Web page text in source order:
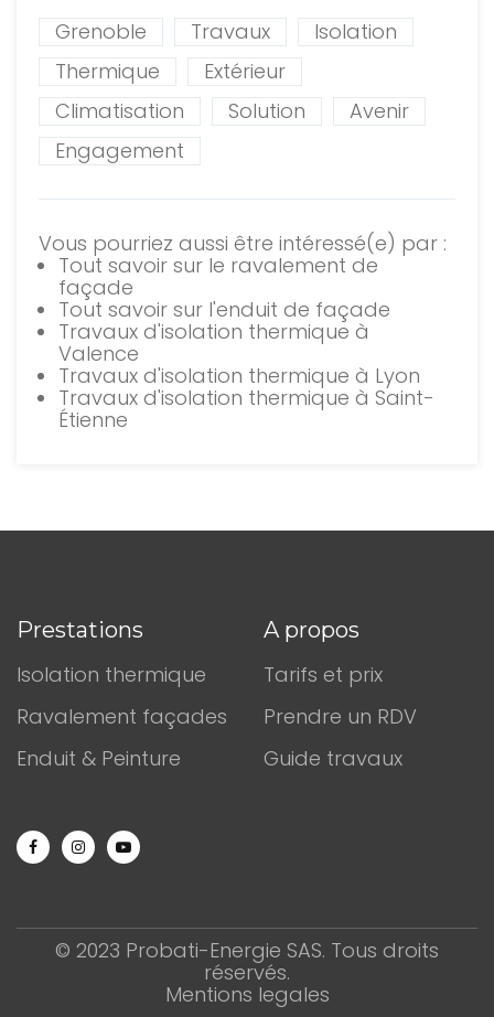
Grenoble
Travaux
Isolation
Thermique
Extérieur
Climatisation
Solution
Avenir
Engagement
Vous pourriez aussi être intéressé(e) par :
Tout savoir sur le ravalement de
façade
Tout savoir sur l'enduit de façade
Travaux d'isolation thermique à
Valence
Travaux d'isolation thermique à Lyon
Travaux d'isolation thermique à Saint-
Étienne
Prestations
Isolation thermique
Ravalement façades
Enduit & Peinture
A propos
Tarifs et prix
Prendre un RDV
Guide travaux
© 2023 Probati-Energie SAS. Tous droits
réservés.
Mentions legales